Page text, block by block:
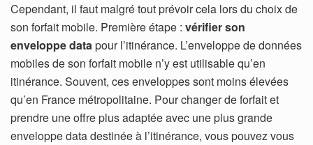
Cependant, il faut malgré tout prévoir cela lors du choix de
son forfait mobile. Première étape : vérifier son
enveloppe datapour l’itinérance. L’enveloppe de données
mobiles de son forfait mobile n’y est utilisable qu’en
itinérance. Souvent, ces enveloppes sont moins élevées
qu’en France métropolitaine. Pour changer de forfait et
prendre une offre plus adaptée avec une plus grande
enveloppe data destinée à l’itinérance, vous pouvez vous